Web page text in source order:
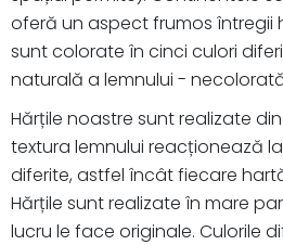
oferă un aspect frumos întregii
sunt colorate în cinci culori
naturală a lemnului -
Hărțile noastre sunt realizate
textura lemnului reacționează
diferite, astfel încât fiecare
Hărțile sunt realizate în mare
lucru le face originale. Culorile